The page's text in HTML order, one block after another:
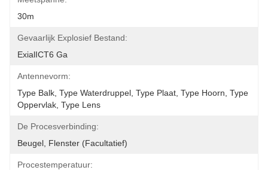
30m
Gevaarlijk Explosief Bestand:
ExialICT6 Ga
Antennevorm:
Type Balk, Type Waterdruppel, Type Plaat, Type Hoorn, Type
Oppervlak, Type Lens
De Procesverbinding:
Beugel, Flenster (facultatief)
Procestemperatuur: